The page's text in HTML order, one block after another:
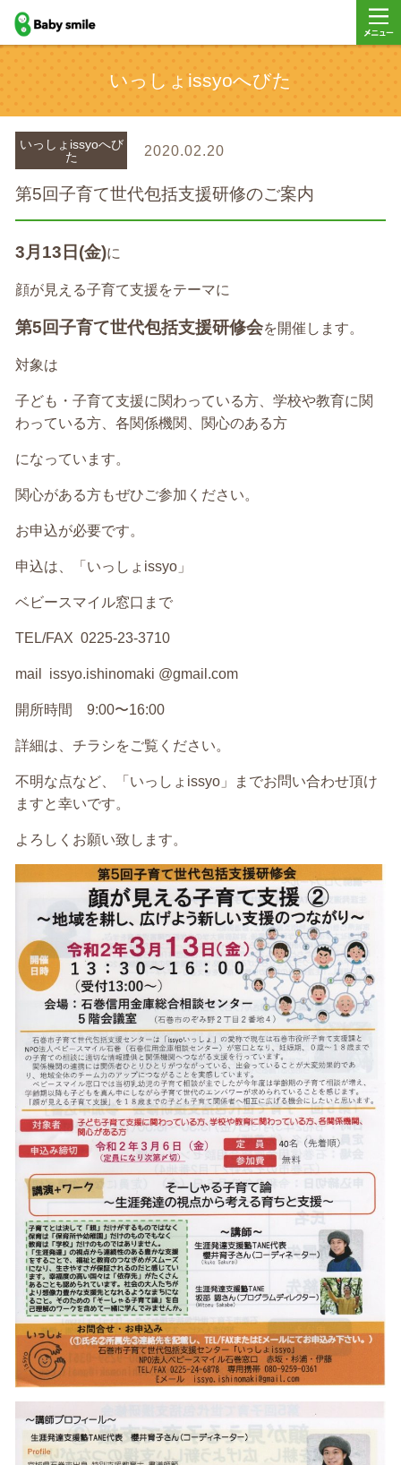
baby smile
いっしょissyoへびた
いっしょissyoへび
た
2020.02.20
第5回子育て世代包括支援研修のご案内
3月13日(金)に
顔が見える子育て支援をテーマに
第5回子育て世代包括支援研修会を開催します。
対象は
子ども・子育て支援に関わっている方、学校や教育に関
わっている方、各関係機関、関心のある方
になっています。
関心がある方もぜひご参加ください。
お申込が必要です。
申込は、「いっしょissyo」
ベビースマイル窓口まで
TEL/FAX 0225-23-3710
mail issyo.ishinomaki @gmail.com
開所時間 9:00〜16:00
詳細は、チラシをご覧ください。
不明な点など、「いっしょissyo」までお問い合わせ頂け
ますと幸いです。
よろしくお願い致します。